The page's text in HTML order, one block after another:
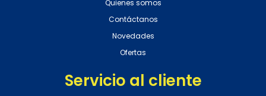
Quienes somos
Contáctanos
Novedades
Ofertas
Servicio al cliente